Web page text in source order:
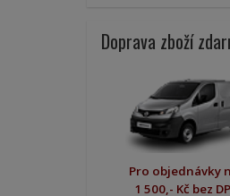
Doprava zboží
Pro objednávky
1 500,- Kč bez